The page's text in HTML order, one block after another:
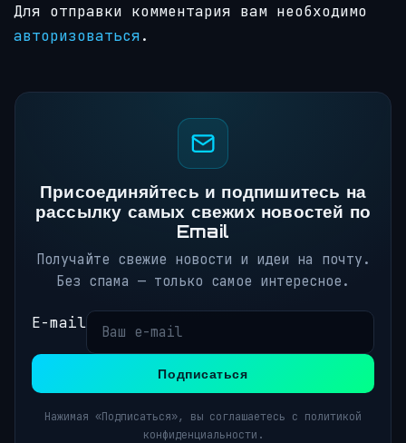
Для отправки комментария вам необходимо
авторизоваться.
Присоединяйтесь и подпишитесь на
рассылку самых свежих новостей по
Email
Получайте свежие новости и идеи на почту.
Без спама — только самое интересное.
E-mail
Подписаться
Нажимая «Подписаться», вы соглашаетесь с политикой
конфиденциальности.